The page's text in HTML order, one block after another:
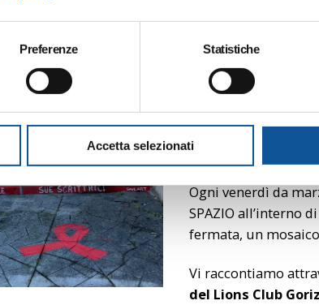
Preferenze Statistiche
Accetta selezionati
In occasione della
un viaggio molto
Fermata dopo
scrittrici, poetesse,
suggestiva
novembre da SAVE
Ogni venerdì da
SPAZIO all’interno
fermata, un
Vi raccontiamo
del Lions Club